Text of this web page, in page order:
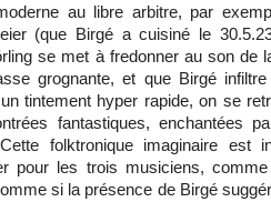
au libre arbitre, par
(que Birgé a cuisiné le
se met à fredonner au son de
grognante, et que Birgé
tintement hyper rapide, on se
fantastiques, enchantées
folktronique imaginaire est
pour les trois musiciens,
si la présence de Birgé